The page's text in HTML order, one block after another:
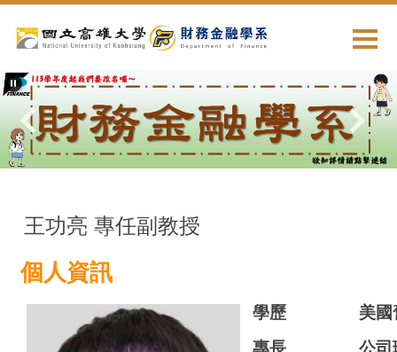
到
要
內
區
王功亮 專任副教授
個人資訊
學歷
美國